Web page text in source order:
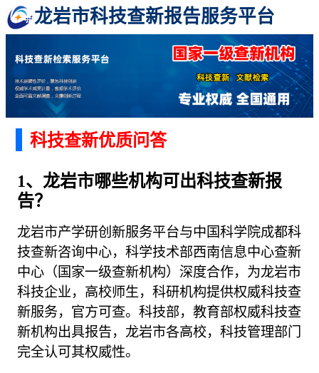
龙岩市科技查新报告服务平台
科技查新优质问答
1、龙岩市哪些机构可出科技查新报
告？
龙岩市产学研创新服务平台与中国科学院成都科
技查新咨询中心，科学技术部西南信息中心查新
中心（国家一级查新机构）深度合作，为龙岩市
科技企业，高校师生，科研机构提供权威科技查
新服务，官方可查。科技部，教育部权威科技查
新机构出具报告，龙岩市各高校，科技管理部门
完全认可其权威性。